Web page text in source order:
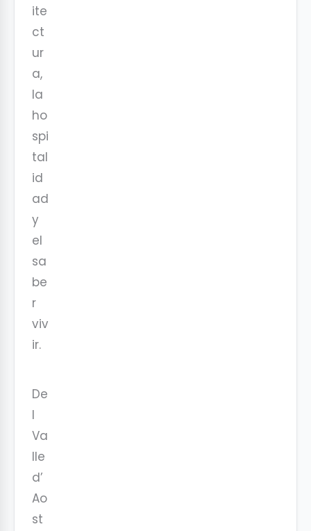
ite
ct
ur
a,
la
ho
spi
tal
id
ad
y
el
sa
be
r
viv
ir.
De
l
Va
lle
d’
Ao
st